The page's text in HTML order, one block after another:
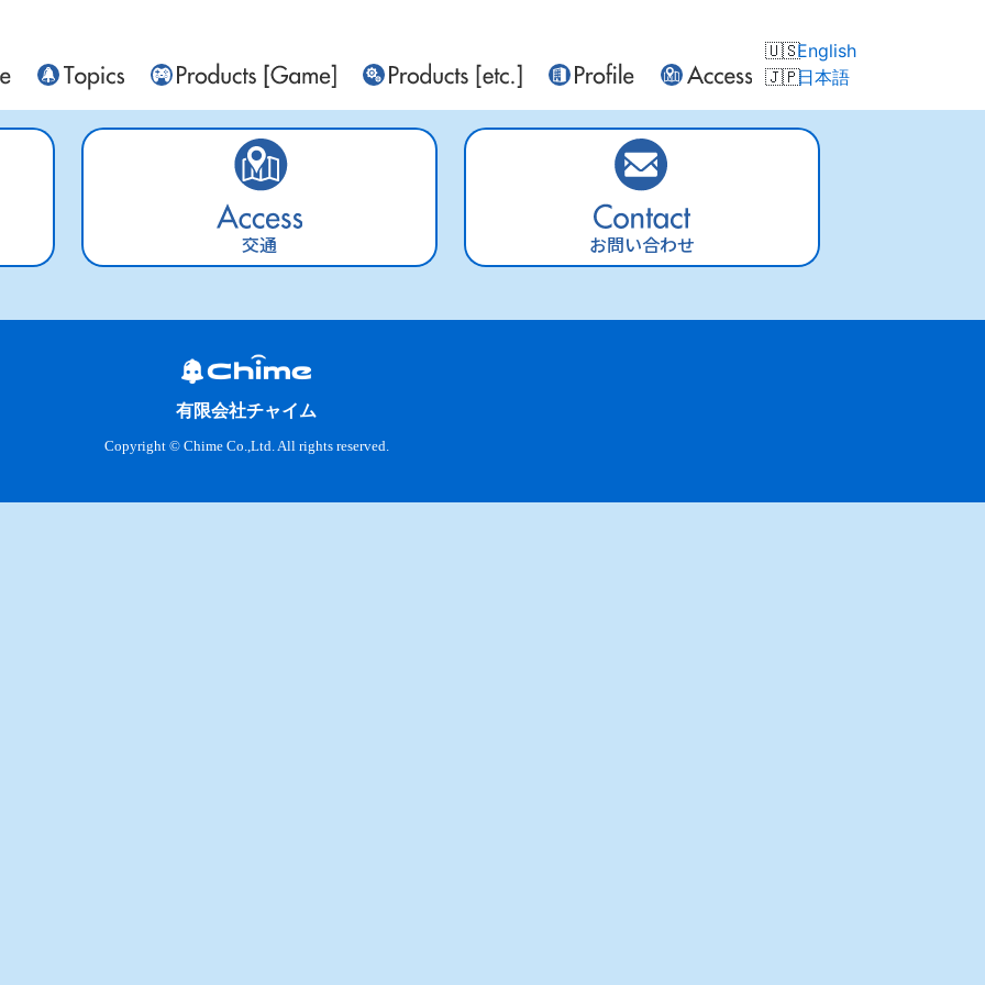
English
日本語
交通 お問い合わせ
有限会社チャイム
Copyright © Chime Co.,Ltd. All rights reserved.